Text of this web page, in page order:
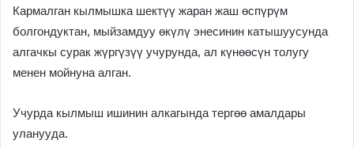
Кармалган кылмышка шектүү жаран жаш өспүрүм
болгондуктан, мыйзамдуу өкүлү энесинин катышуусунда
алгачкы сурак жүргүзүү учурунда, ал күнөөсүн толугу
менен мойнуна алган.
Учурда кылмыш ишинин алкагында тергөө амалдары
уланууда.